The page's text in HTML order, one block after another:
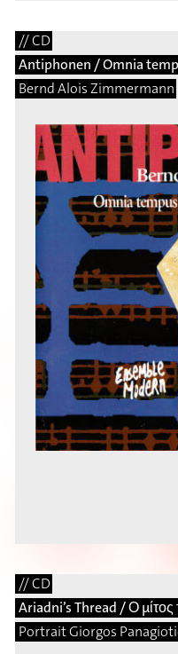
// CD
Antiphonen / Omnia
Bernd Alois Zimmermann
// CD
Ariadni’s Thread / Ο μίτος
Portrait Giorgos